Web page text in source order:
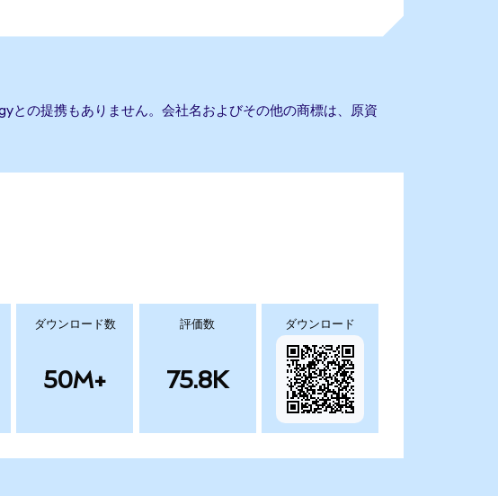
との提携もありません。会社名およびその他の商標は、原資
ダウンロード数
50M+
評価数
75.8K
ダウンロード